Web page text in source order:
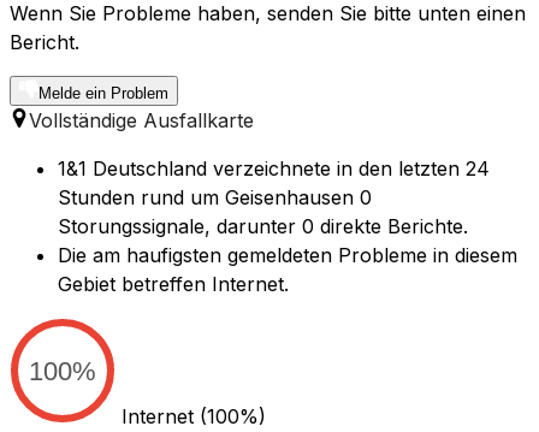
Wenn Sie Probleme haben, senden Sie bitte unten einen
Bericht.
Melde ein Problem
Vollständige Ausfallkarte
1&1 Deutschland verzeichnete in den letzten 24
Stunden rund um Geisenhausen 0
Storungssignale, darunter 0 direkte Berichte.
Die am haufigsten gemeldeten Probleme in diesem
Gebiet betreffen Internet.
100%
Internet (100%)